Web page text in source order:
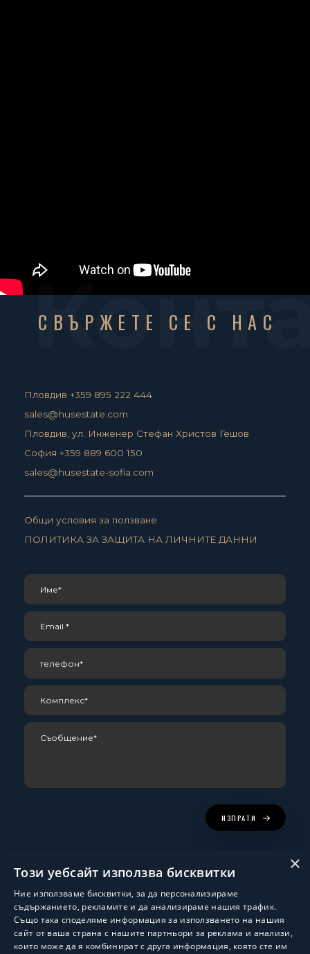
СВЪРЖЕТЕ СЕ С НАС
Пловдив +359 895 222 444
sales@husestate.com
Пловдив, ул. Инженер Стефан Христов Гешов
София +359 889 600 150
sales@husestate-sofia.com
Общи условия за ползване
ПОЛИТИКА ЗА ЗАЩИТА НА ЛИЧНИТЕ ДАННИ
ИЗПРАТИ
×
Този уебсайт използва бисквитки
Ние използваме бисквитки, за да персонализираме
съдържанието, рекламите и да анализираме нашия трафик.
Също така споделяме информация за използването на нашия
сайт от ваша страна с нашите партньори за реклама и анализи,
които може да я комбинират с друга информация, която сте им